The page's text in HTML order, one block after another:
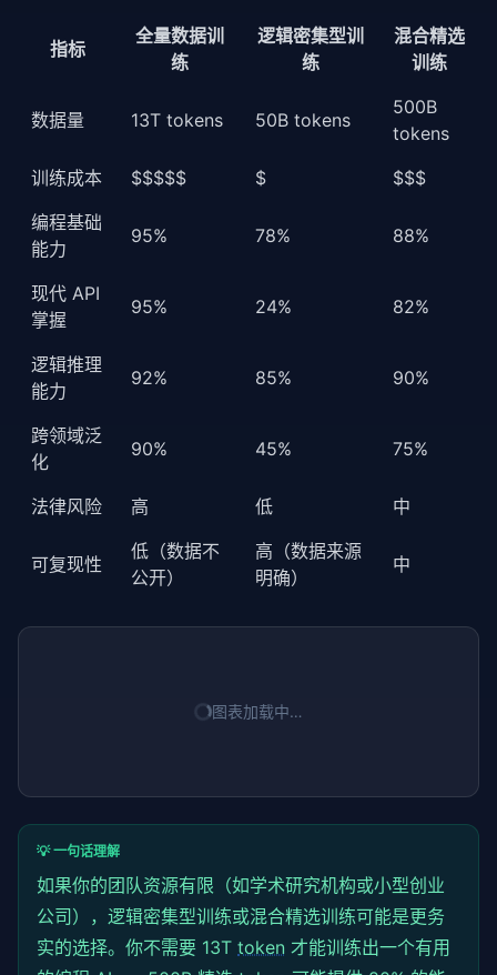
指标
全量数据训
练
逻辑密集型训
练
混合精选
训练
数据量 13T tokens 50B tokens
500B
tokens
训练成本
$$$$$ $
$$$
编程基础
能力
95% 78% 88%
现代 API
掌握
95% 24% 82%
逻辑推理
能力
92% 85% 90%
跨领域泛
化
90% 45% 75%
法律风险 高 低 中
可复现性
低（数据不
公开）
高（数据来源
明确）
中
图表加载中…
💡 一句话理解
如果你的团队资源有限（如学术研究机构或小型创业
公司），逻辑密集型训练或混合精选训练可能是更务
实的选择。你不需要 13T token 才能训练出一个有用